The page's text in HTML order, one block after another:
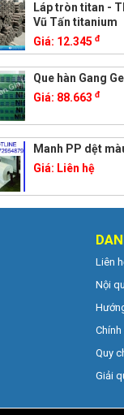
Láp tròn titan -
Vũ Tấn titanium
Giá: 12.345đ
Que hàn Gang
Giá: 88.663đ
Manh PP dệt
Giá: Liên hệ
Liên
Nội
Quy
Giải